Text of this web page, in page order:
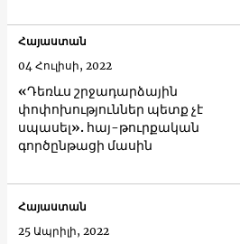
«Դեռևս շրջադարձային
փոփոխություններ պետք չէ
սպասել». հայ-թուրքական
գործընթացի մասին
Հայաստան
04 Հուլիսի, 2022
Հայաստան
25 Ապրիլի, 2022